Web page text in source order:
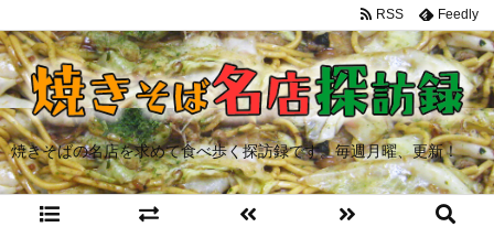
焼きそばの名店を求めて食べ歩く探訪録です。毎週月曜、更新！
RSS Feedly